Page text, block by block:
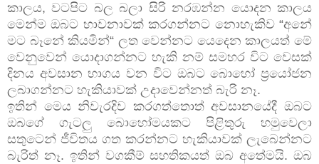
කාලය, වටපිට බල බලා සිරි නරඹන්න යොදන කාලය
මෙන්ම ඔබට භාවනාවක් කරගන්නට නොහැකිව “අනේ
මට බෑනේ කියමින්“ ලත වෙන්නට යෙදෙන කාලයත් මේ
වෙනුවෙන් යොදාගන්නට හැකි නම් සමහර විට වෙසක්
දිනය අවසාන භාගය වන විට ඔබට බොහෝ ප්‍රයෝජන
ලබාගන්නට හැකියාවක් උදාවෙන්නත් බැරි නෑ.
ඉතින් මෙය නිවැරදිව කරගත්තොත් අවසානයේදී ඔබට
ඔබගේ ගැටලු බොහෝමයකට පිළිතුරු හමුවෙලා
සතුටෙන් ජීවිතය ගත කරන්නට හැකියාවක් ලැබෙන්නට
බැරිත් නෑ. ඉතින් වගකීම් සහතිකයත් ඔබ අතේමයි. ඔබ